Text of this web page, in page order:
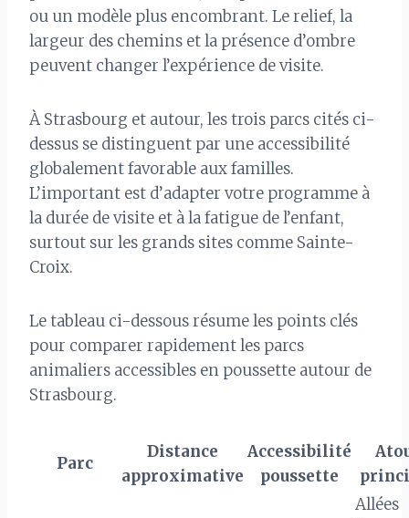
ou un modèle plus encombrant. Le relief, la
largeur des chemins et la présence d’ombre
peuvent changer l’expérience de visite.
À Strasbourg et autour, les trois parcs cités ci-
dessus se distinguent par une accessibilité
globalement favorable aux familles.
L’important est d’adapter votre programme à
la durée de visite et à la fatigue de l’enfant,
surtout sur les grands sites comme Sainte-
Croix.
Le tableau ci-dessous résume les points clés
pour comparer rapidement les parcs
animaliers accessibles en poussette autour de
Strasbourg.
Parc
Distance
approximative
Accessibilité
poussette
Allées